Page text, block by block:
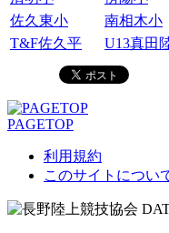
佐久東小
南相木小
T&F佐久平
U13真田
PAGETOP
利用規約
このサイトについ